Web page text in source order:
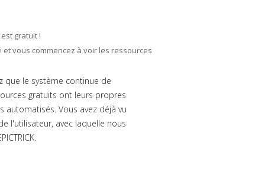
gratuit !
vous commencez à voir les ressources
que le système continue de
gratuits ont leurs propres
automatisés. Vous avez déjà vu
l'utilisateur, avec laquelle nous